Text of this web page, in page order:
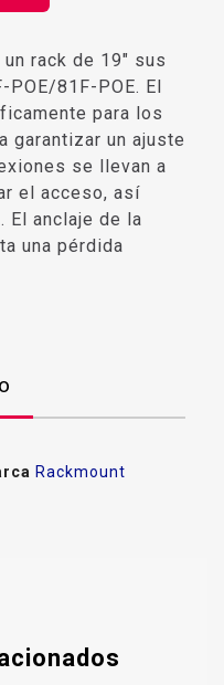
rack de 19" sus
81F-POE. El
para los
garantizar un ajuste
se llevan a
el acceso, así
El anclaje de la
una pérdida
Rackmount